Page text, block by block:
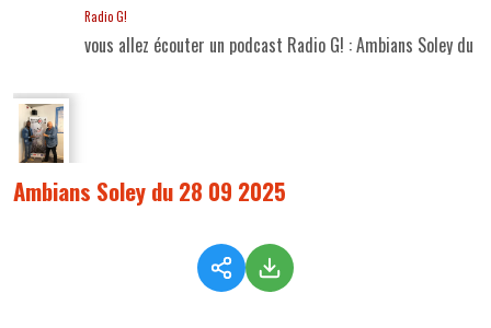
Radio G!
vous allez écouter un podcast Radio G! : Ambians Soley du
Ambians Soley du 28 09 2025